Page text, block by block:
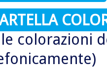
colorazioni